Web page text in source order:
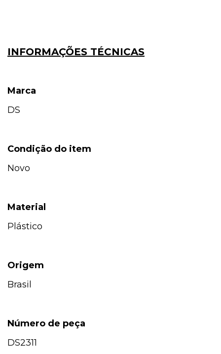
INFORMAÇÕES TÉCNICAS
Marca
DS
Condição do item
Novo
Material
Plástico
Origem
Brasil
Número de peça
DS2311